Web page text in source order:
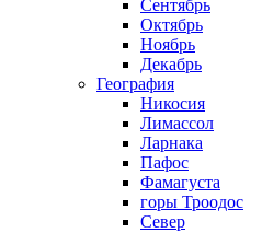
Сентябрь
Октябрь
Ноябрь
Декабрь
География
Никосия
Лимассол
Ларнака
Пафос
Фамагуста
горы Троодос
Север